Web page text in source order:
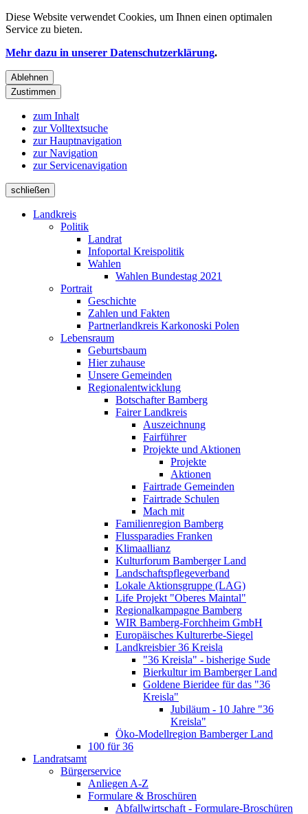
Diese Website verwendet Cookies, um Ihnen einen optimalen
Service zu bieten.
Mehr dazu in unserer Datenschutzerklärung.
Ablehnen
Zustimmen
zum Inhalt
zur Volltextsuche
zur Hauptnavigation
zur Navigation
zur Servicenavigation
schließen
Landkreis
Politik
Landrat
Infoportal Kreispolitik
Wahlen
Wahlen Bundestag 2021
Portrait
Geschichte
Zahlen und Fakten
Partnerlandkreis Karkonoski Polen
Lebensraum
Geburtsbaum
Hier zuhause
Unsere Gemeinden
Regionalentwicklung
Botschafter Bamberg
Fairer Landkreis
Auszeichnung
Fairführer
Projekte und Aktionen
Projekte
Aktionen
Fairtrade Gemeinden
Fairtrade Schulen
Mach mit
Familienregion Bamberg
Flussparadies Franken
Klimaallianz
Kulturforum Bamberger Land
Landschaftspflegeverband
Lokale Aktionsgruppe (LAG)
Life Projekt "Oberes Maintal"
Regionalkampagne Bamberg
WIR Bamberg-Forchheim GmbH
Europäisches Kulturerbe-Siegel
Landkreisbier 36 Kreisla
"36 Kreisla" - bisherige Sude
Bierkultur im Bamberger Land
Goldene Bieridee für das "36
Kreisla"
Jubiläum - 10 Jahre "36
Kreisla"
Öko-Modellregion Bamberger Land
100 für 36
Landratsamt
Bürgerservice
Anliegen A-Z
Formulare & Broschüren
Abfallwirtschaft - Formulare-Broschüren